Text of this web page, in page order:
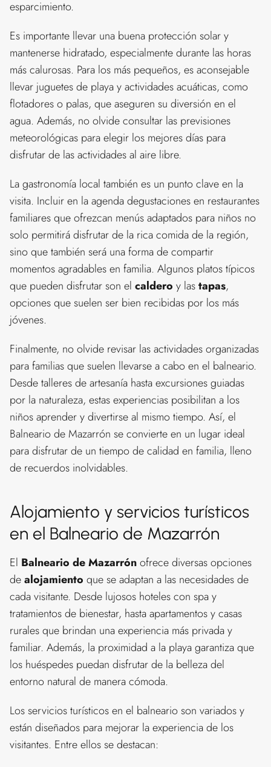
esparcimiento.
Es importante llevar una buena protección solar y
mantenerse hidratado, especialmente durante las horas
más calurosas. Para los más pequeños, es aconsejable
llevar juguetes de playa y actividades acuáticas, como
flotadores o palas, que aseguren su diversión en el
agua. Además, no olvide consultar las previsiones
meteorológicas para elegir los mejores días para
disfrutar de las actividades al aire libre.
La gastronomía local también es un punto clave en la
visita. Incluir en la agenda degustaciones en restaurantes
familiares que ofrezcan menús adaptados para niños no
solo permitirá disfrutar de la rica comida de la región,
sino que también será una forma de compartir
momentos agradables en familia. Algunos platos típicos
que pueden disfrutar son el caldero y lastapas,
opciones que suelen ser bien recibidas por los más
jóvenes.
Finalmente, no olvide revisar las actividades organizadas
para familias que suelen llevarse a cabo en el balneario.
Desde talleres de artesanía hasta excursiones guiadas
por la naturaleza, estas experiencias posibilitan a los
niños aprender y divertirse al mismo tiempo. Así, el
Balneario de Mazarrón se convierte en un lugar ideal
para disfrutar de un tiempo de calidad en familia, lleno
de recuerdos inolvidables.
Alojamiento y servicios turísticos
en el Balneario de Mazarrón
El Balneario de Mazarrónofrece diversas opciones
dealojamiento que se adaptan a las necesidades de
cada visitante. Desde lujosos hoteles con spa y
tratamientos de bienestar, hasta apartamentos y casas
rurales que brindan una experiencia más privada y
familiar. Además, la proximidad a la playa garantiza que
los huéspedes puedan disfrutar de la belleza del
entorno natural de manera cómoda.
Los servicios turísticos en el balneario son variados y
están diseñados para mejorar la experiencia de los
visitantes. Entre ellos se destacan: